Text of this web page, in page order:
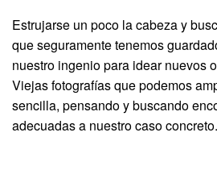
Estrujarse un poco la cabeza y
que seguramente tenemos
nuestro ingenio para idear nuevos
Viejas fotografías que podemos
sencilla, pensando y buscando
adecuadas a nuestro caso concreto.